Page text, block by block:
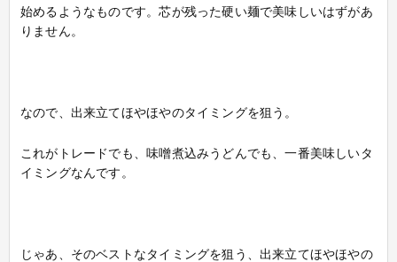
始めるようなものです。芯が残った硬い麺で美味しいはずがあ
りません。
なので、出来立てほやほやのタイミングを狙う。
これがトレードでも、味噌煮込みうどんでも、一番美味しいタ
イミングなんです。
じゃあ、そのベストなタイミングを狙う、出来立てほやほやの